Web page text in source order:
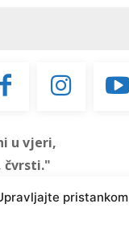
pristankom
u vjeri,
čvrsti."